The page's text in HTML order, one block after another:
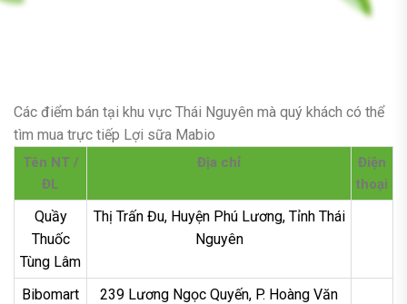
Các điểm bán tại khu vực Thái Nguyên mà quý khách có thể
tìm mua trực tiếp Lợi sữa Mabio
Tên NT /
ĐL
Địa chỉ
Điện
thoại
Quầy
Thuốc
Tùng Lâm
Thị Trấn Đu, Huyện Phú Lương, Tỉnh Thái
Nguyên
Bibomart
239 Lương Ngọc Quyến, P. Hoàng Văn